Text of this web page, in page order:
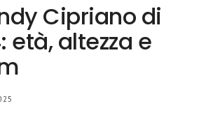
Cipriano di
età, altezza e